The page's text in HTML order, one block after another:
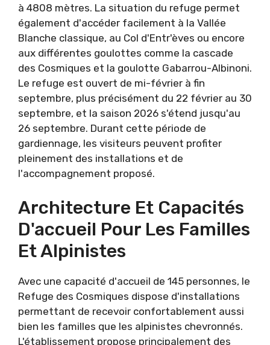
à 4808 mètres. La situation du refuge permet
également d'accéder facilement à la Vallée
Blanche classique, au Col d'Entr'èves ou encore
aux différentes goulottes comme la cascade
des Cosmiques et la goulotte Gabarrou-Albinoni.
Le refuge est ouvert de mi-février à fin
septembre, plus précisément du 22 février au 30
septembre, et la saison 2026 s'étend jusqu'au
26 septembre. Durant cette période de
gardiennage, les visiteurs peuvent profiter
pleinement des installations et de
l'accompagnement proposé.
Architecture Et Capacités
D'accueil Pour Les Familles
Et Alpinistes
Avec une capacité d'accueil de 145 personnes, le
Refuge des Cosmiques dispose d'installations
permettant de recevoir confortablement aussi
bien les familles que les alpinistes chevronnés.
L'établissement propose principalement des